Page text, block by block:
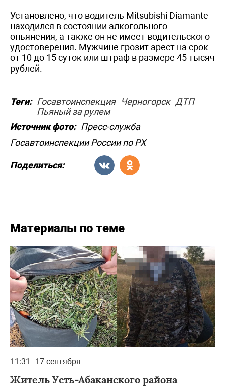
Установлено, что водитель Mitsubishi Diamante
находился в состоянии алкогольного
опьянения, а также он не имеет водительского
удостоверения. Мужчине грозит арест на срок
от 10 до 15 суток или штраф в размере 45 тысяч
рублей.
Теги: Госавтоинспекция Черногорск ДТП
Пьяный за рулем
Источник фото: Пресс-служба
Госавтоинспекции России по РХ
Поделиться:
Материалы по теме
11:31 17 сентября
Житель Усть-Абаканского района